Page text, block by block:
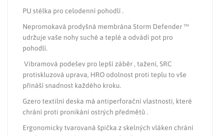
PU stélka pro celodenní pohodlí .
Nepromokavá prodyšná membrána Storm Defender ™
udržuje vaše nohy suché a teplé a odvádí pot pro
pohodlí.
Vibramová podešev pro lepší záběr , tažení, SRC
protiskluzová uprava, HRO odolnost proti teplu to vše
přináší snadnost každého kroku.
Gzero textilní deska má antiperforační vlastnosti, které
chrání proti pronikání ostrých předmětů .
Ergonomicky tvarovaná špička z skelných vláken chrání